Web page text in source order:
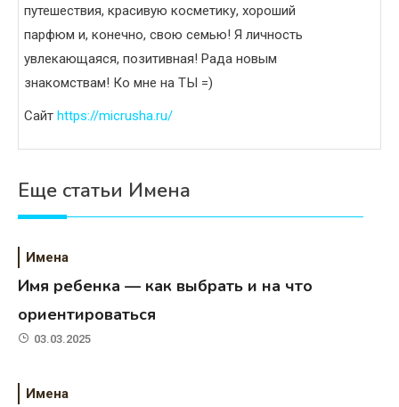
путешествия, красивую косметику, хороший
парфюм и, конечно, свою семью! Я личность
увлекающаяся, позитивная! Рада новым
знакомствам! Ко мне на ТЫ =)
Сайт https://micrusha.ru/
Еще статьи Имена
Имена
Имя ребенка — как выбрать и на что
ориентироваться
03.03.2025
Имена